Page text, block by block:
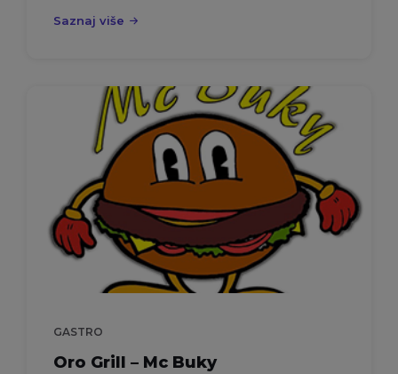
Saznaj više
GASTRO
Oro Grill – Mc Buky